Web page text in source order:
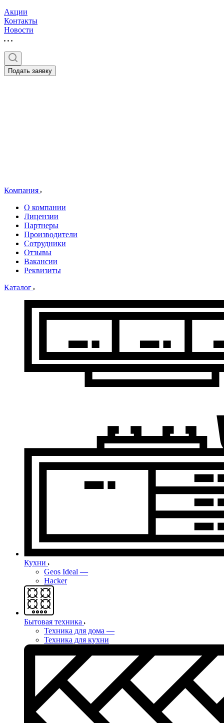
Акции
Контакты
Новости
Подать заявку
Компания
О компании
Лицензии
Партнеры
Производители
Сотрудники
Отзывы
Вакансии
Реквизиты
Каталог
Кухни
Geos Ideal —
Hacker
Бытовая техника
Техника для дома —
Техника для кухни